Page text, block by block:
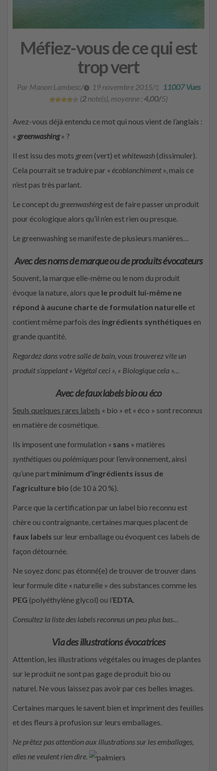
Méfiez-vous de ce qui est
trop vert
Par Manon Lambesc/ 19 novembre 2015/
11007 Vues
(2 note(s), moyenne : 4,00/5)
Avez-vous déjà entendu ce mot qui nous vient de l’anglais :
« greenwashing » ?
Il est issu des mots green (vert) et whitewash (dissimuler).
Cela pourrait se traduire par « écoblanchiment», mais ce
n’est pas très parlant.
Le concept du greenwashingest de faire passer un produit
pour écologique alors qu’il n’en est rien ou presque.
Le greenwashing se manifeste de plusieurs manières…
Avec des noms de marque ou de produits évocateurs
Souvent, la marque elle-même ou le nom du produit
évoque la nature, alors que le produit lui-même ne
répond à aucune charte de formulation naturelle et
contient même parfois des ingrédients synthétiques en
grande quantité.
Regardez dans votre salle de bain, vous trouverez vite un
produit s’appelant « Végétal ceci », « Biologique cela »…
Avec de faux labels bio ou éco
Seuls quelques rares labels « bio » et « éco » sont reconnus
en matière de cosmétique.
Ils imposent une formulation « sans » matières
synthétiques ou polémiquespour l’environnement, ainsi
qu’une part minimum d’ingrédients issus de
l’agriculture bio (de 10 à 20 %).
Parce que la certification par un label bio reconnu est
chère ou contraignante, certaines marques placent de
faux labels sur leur emballage ou évoquent ces labels de
façon détournée.
Ne soyez donc pas étonné(e) de trouver de trouver dans
leur formule dite « naturelle » des substances comme les
PEG (polyéthylène glycol) ou l’EDTA.
Consultez la liste des labels reconnus un peu plus bas…
Via des illustrations évocatrices
Attention, les illustrations végétales ou images de plantes
sur le produit ne sont pas gage de produit bio ou
naturel. Ne vous laissez pas avoir par ces belles images.
Certaines marques le savent bien et impriment des feuilles
et des fleurs à profusion sur leurs emballages.
Ne prêtez pas attention aux illustrations sur les emballages,
elles ne veulent rien dire.